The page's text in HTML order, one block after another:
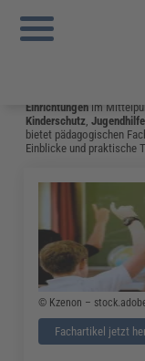
Sie sind hier:
Erfahrene Fachkraft“ Nach
Hinzugezogen
Einrichtungen im
Kinderschutz,Jugendhilfe
bietet pädagogischen
Einblicke und praktische
© Kzenon –
Fachartikel jetzt